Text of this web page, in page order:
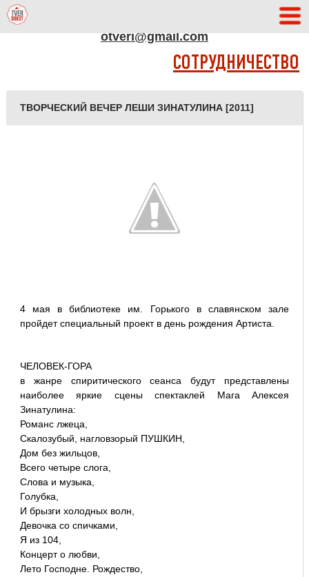
otveri@gmail.com
СОТРУДНИЧЕСТВО
ТВОРЧЕСКИЙ ВЕЧЕР ЛЕШИ ЗИНАТУЛИНА [2011]
4 мая в библиотеке им. Горького в славянском зале
пройдет специальный проект в день рождения Артиста.
ЧЕЛОВЕК-ГОРА
в жанре спиритического сеанса будут представлены
наиболее яркие сцены спектаклей Мага Алексея
Зинатулина:
Романс лжеца,
Скалозубый, нагловзорый ПУШКИН,
Дом без жильцов,
Всего четыре слога,
Слова и музыка,
Голубка,
И брызги холодных волн,
Девочка со спичками,
Я из 104,
Концерт о любви,
Лето Господне. Рождество,